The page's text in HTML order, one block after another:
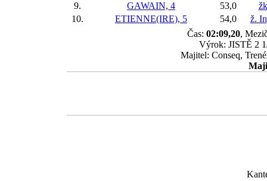
9.
GAWAIN, 4 53,0
10.
ETIENNE(IRE), 5 54,0
ž.
Čas: 02:09,20,
Výrok: JISTĚ 2
Majitel: Conseq,